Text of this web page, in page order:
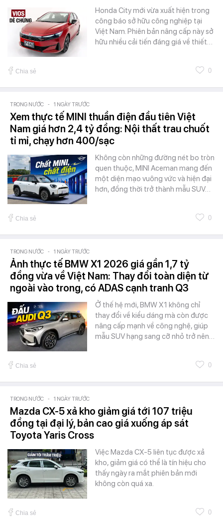
Honda City mới vừa xuất hiện trong
công báo sở hữu công nghiệp tại
Việt Nam. Phiên bản nâng cấp này sở
hữu nhiều cải tiến đáng giá về thiết…
Chia sẻ 0
TRONG NƯỚC - 1 NGÀY TRƯỚC
Xem thực tế MINI thuần điện đầu tiên Việt
Nam giá hơn 2,4 tỷ đồng: Nội thất trau chuốt
tỉ mỉ, chạy hơn 400/sạc
Không còn những đường nét bo tròn
quen thuộc, MINI Aceman mang đến
một diện mạo vuông vức và hiện đại
hơn, đồng thời trở thành mẫu SUV…
Chia sẻ 0
TRONG NƯỚC - 1 NGÀY TRƯỚC
Ảnh thực tế BMW X1 2026 giá gần 1,7 tỷ
đồng vừa về Việt Nam: Thay đổi toàn diện từ
ngoài vào trong, có ADAS cạnh tranh Q3
Ở thế hệ mới, BMW X1 không chỉ
thay đổi về kiểu dáng mà còn được
nâng cấp mạnh về công nghệ, giúp
mẫu SUV hạng sang cỡ nhỏ trở nên…
Chia sẻ 0
TRONG NƯỚC - 1 NGÀY TRƯỚC
Mazda CX-5 xả kho giảm giá tới 107 triệu
đồng tại đại lý, bản cao giá xuống áp sát
Toyota Yaris Cross
Việc Mazda CX-5 liên tục được xả
kho, giảm giá có thể là tín hiệu cho
thấy ngày ra mắt phiên bản mới
không còn quá xa.
Chia sẻ 0